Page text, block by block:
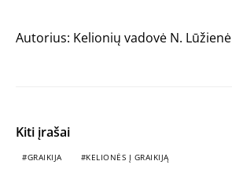
Autorius: Kelionių vadovė N. Lūžienė
Kiti įrašai
GRAIKIJA KELIONĖS Į GRAIKIJĄ